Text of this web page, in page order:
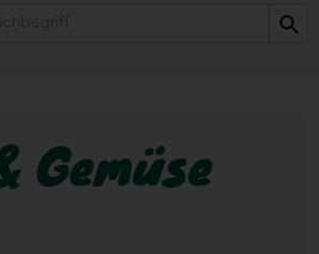
Gemüse